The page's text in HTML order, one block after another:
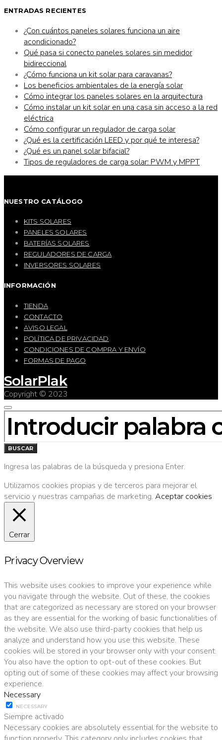
ENTRADAS RECIENTES
¿Con cuántos paneles solares funciona un aire
acondicionado?
Qué pasa si conecto paneles solares sin medidor
bidireccional
¿Cómo funciona un kit solar para caravanas?
Los beneficios ambientales de la energía solar
Cómo integrar los paneles solares en la arquitectura
Cómo instalar un kit solar en una casa sin acceso a la red
eléctrica
Cómo configurar un regulador de carga solar
¿Qué es la certificación LEED y por qué te interesa?
¿Qué es un panel solar bifacial?
Tipos de reguladores de carga solar: PWM y MPPT
NUESTRO CATÁLOGO
KITS SOLARES
PANELES SOLARES
BATERÍAS SOLARES
REGULADORES DE CARGA
INVERSORES SOLARES
INFORMACIÓN
TIENDA
CONTACTO
AVISO LEGAL
POLÍTICA DE PRIVACIDAD
CONDICIONES DE COMPRA Y ENVÍO
FORMAS DE PAGO
SolarPlak
Copyright © 2023
BUSCAR
POR:
BUSCAR
Ingresa las palabras de la búsqueda y presiona Enter.
Utilizamos cookies propias y de terceros para mejorar el
servicio y nuestras campañas de marketing. Aceptar cookies
Cerrar
Privacy Overview
This website uses cookies to improve your experience while
you navigate through the website. Out of these, the cookies
that are categorized as necessary are stored on your browser
as they are essential for the working of basic functionalities of
the website. We also use third-party cookies that help us
analyze and understand how you use this website. These
cookies will be stored in your browser only with your consent.
You also have the option to opt-out of these cookies. But
opting out of some of these cookies may affect your browsing
experience.
Necessary
NECESSARY
Siempre activado
Necessary cookies are absolutely essential for the website to